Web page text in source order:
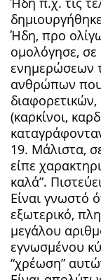
Ήδη, προ
ομολόγησε,
ενημερώσεων
ανθρώπων που
(καρκίνοι,
19. Μάλιστα,
είπε
καλά”.
Είναι γνωστό
εξωτερικό,
μεγάλου
εγνωσμένου
“χρέωση”